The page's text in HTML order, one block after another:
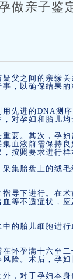
做亲子鉴
父之间的亲缘
，以确保结果
先进的DNA测
对孕妇和胎儿均
要。其次，孕
血液前需保持
按照要求进行样
集胎盘上的绒
导下进行。在
等不适症状，
的胎儿细胞进
怀孕满十六至
险。术后，孕
，对于孕妇本